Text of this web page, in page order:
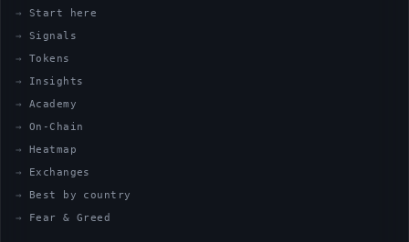
Start here
Signals
Tokens
Insights
Academy
On-Chain
Heatmap
Exchanges
Best by country
Fear & Greed